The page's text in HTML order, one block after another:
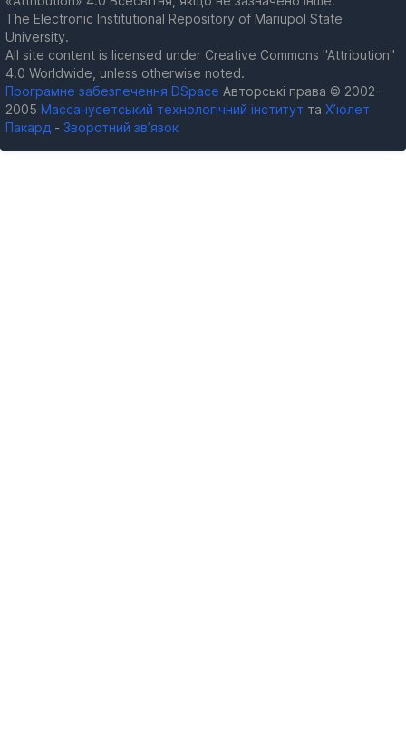
The Electronic Institutional Repository of Mariupol State
University.
All site content is licensed under Creative Commons "Attribution"
4.0 Worldwide, unless otherwise noted.
Програмне забезпечення DSpace Авторські права © 2002-
2005 Массачусетський технологічний інститут та Х’юлет
Пакард - Зворотний зв’язок